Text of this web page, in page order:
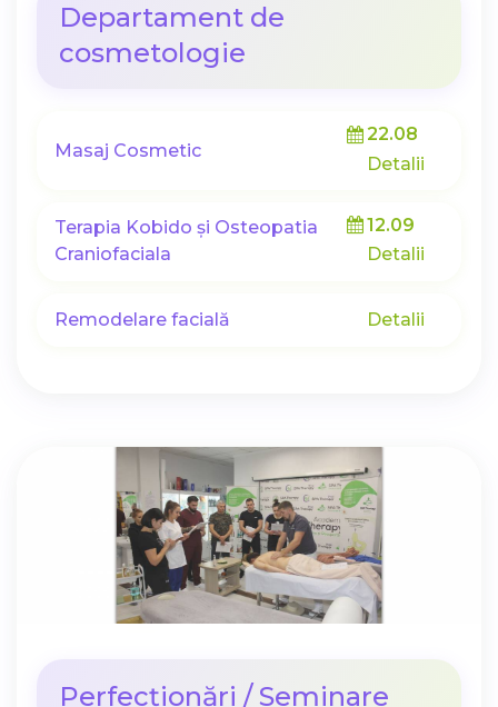
Departament de
cosmetologie
Masaj Cosmetic
22.08
Detalii
Terapia Kobido și Osteopatia
Craniofaciala
12.09
Detalii
Remodelare facială Detalii
Perfecționări / Seminare